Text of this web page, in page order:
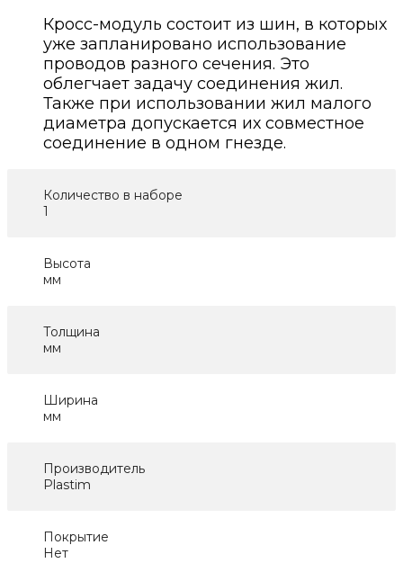
Кросс-модуль состоит из шин, в которых
уже запланировано использование
проводов разного сечения. Это
облегчает задачу соединения жил.
Также при использовании жил малого
диаметра допускается их совместное
соединение в одном гнезде.
Количество в наборе
1
Высота
мм
Толщина
мм
Ширина
мм
Производитель
Plastim
Покрытие
Нет